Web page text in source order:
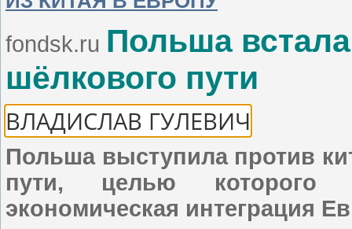
fondsk.ru Польша
шёлкового пути
ВЛАДИСЛАВ ГУЛЕВИЧ
Польша выступила против
пути, целью которого
экономическая интеграция